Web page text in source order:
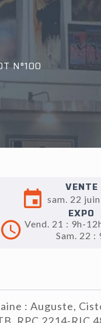
N°100
VENTE
sam. 22
EXPO
Vend. 21 : 9h-
Sam. 22 :
: Auguste,